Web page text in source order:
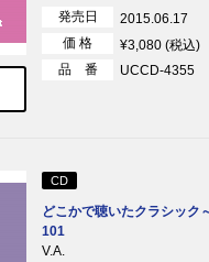
発売日
2015.06.17
価 格
¥3,080 (税込)
品 番
UCCD-4355
CD
どこかで聴いたクラシック
101
V.A.